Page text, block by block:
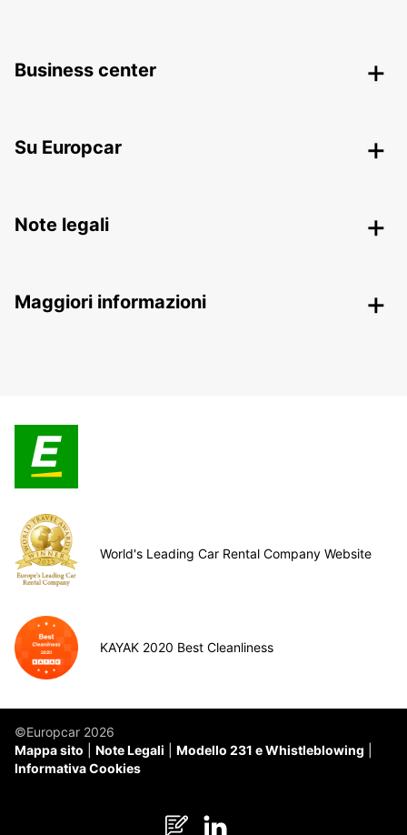
Business center
Su Europcar
Note legali
Maggiori informazioni
World's Leading Car Rental Company Website
KAYAK 2020 Best Cleanliness
©Europcar 2026
Mappa sito
Note Legali
Modello 231 e Whistleblowing
Informativa Cookies